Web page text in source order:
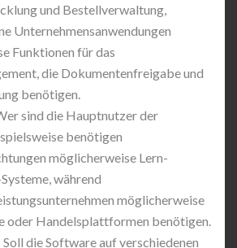
und Bestellverwaltung,
Unternehmensanwendungen
Funktionen für das
die Dokumentenfreigabe und
benötigen.
sind die Hauptnutzer der
benötigen
möglicherweise Lern-
während
möglicherweise
oder Handelsplattformen benötigen.
Soll die Software auf verschiedenen